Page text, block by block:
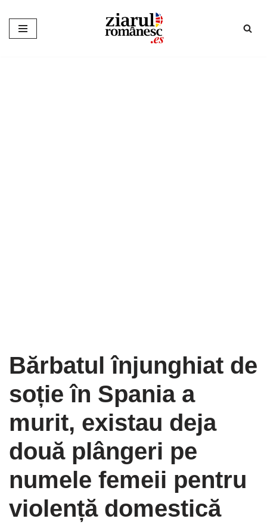
Sari
Bărbatul înjunghiat de
soție în Spania a
murit, existau deja
două plângeri pe
numele femeii pentru
violență domestică